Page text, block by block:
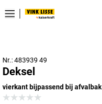
Nr.: 483939 49
Deksel
vierkant bijpassend bij afvalbak